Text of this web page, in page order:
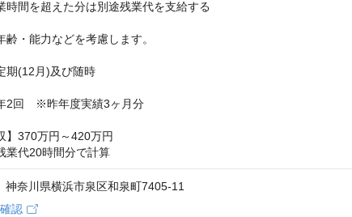
間を超えた分は別途残業代を支給する
齢・能力などを考慮します。
期(12月)及び随時
2回　※昨年度実績3ヶ月分
】370万円～420万円
代20時間分で計算
奈川県横浜市泉区和泉町7405-11
認